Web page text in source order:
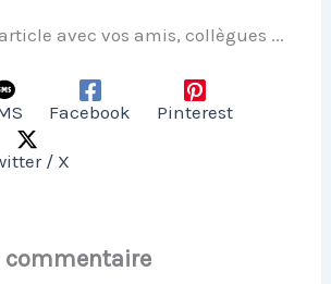
avec vos amis, collègues ...
Facebook Pinterest
/ X
commentaire